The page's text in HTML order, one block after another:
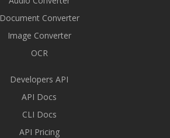
Document Converter
Image Converter
OCR
Developers API
API Docs
CLI Docs
API Pricing